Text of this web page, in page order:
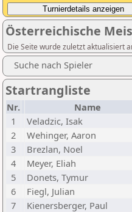
Österreichische
Die Seite wurde zuletzt aktualisiert
Suche nach Spieler
Startrangliste
Nr. Name
1
Veladzic, Isak
2
Wehinger, Aaron
3
Brezlan, Noel
4
Meyer, Eliah
5
Donets, Tymur
6
Fiegl, Julian
7
Kienersberger, Paul